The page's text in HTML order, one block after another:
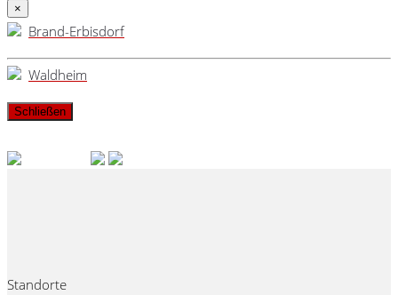
×
Brand-Erbisdorf
Waldheim
Schließen
Standorte